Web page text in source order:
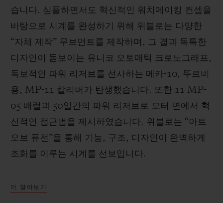
습니다. 심플하면서도 혁신적인 워치메이킹 컨셉을
바탕으로 시계를 완성하기 위해 위블로는 다양한
“자체 제작” 무브먼트를 제작하며, 그 결과 독특한
디자인이 돋보이는 유니코 오토매틱 크로노그래프,
독보적인 파워 리저브를 선사하는 메카-10, 뚜르비
용, MP-11 칼리버가 탄생했습니다. 또한 11 MP-
05 배럴과 50일간의 파워 리저브로 모터 면에서 혁
신적인 접근법을 제시하였습니다. 위블로는 “아트
오브 퓨전”을 통해 기능, 구조, 디자인이 완벽하게
조화를 이루는 시계를 선보입니다.
더 알아보기